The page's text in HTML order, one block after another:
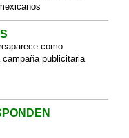
como
publicitaria